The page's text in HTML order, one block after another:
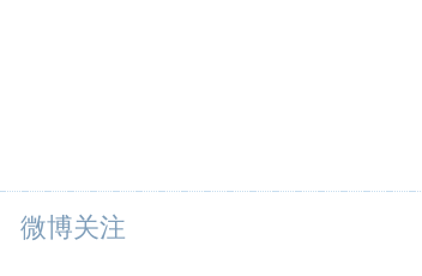
微博关注